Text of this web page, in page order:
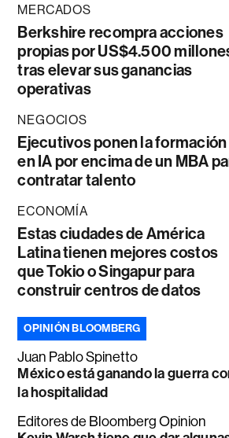
MERCADOS
Berkshire recompra acciones
propias por US$4.500
tras elevar sus ganancias
operativas
NEGOCIOS
Ejecutivos ponen la formación
en IA por encima de un MBA
contratar talento
ECONOMÍA
Estas ciudades de América
Latina tienen mejores costos
que Tokio o Singapur para
construir centros de datos
OPINIÓN BLOOMBERG
Juan Pablo Spinetto
México está ganando la guerra
la hospitalidad
Editores de Bloomberg Opinion